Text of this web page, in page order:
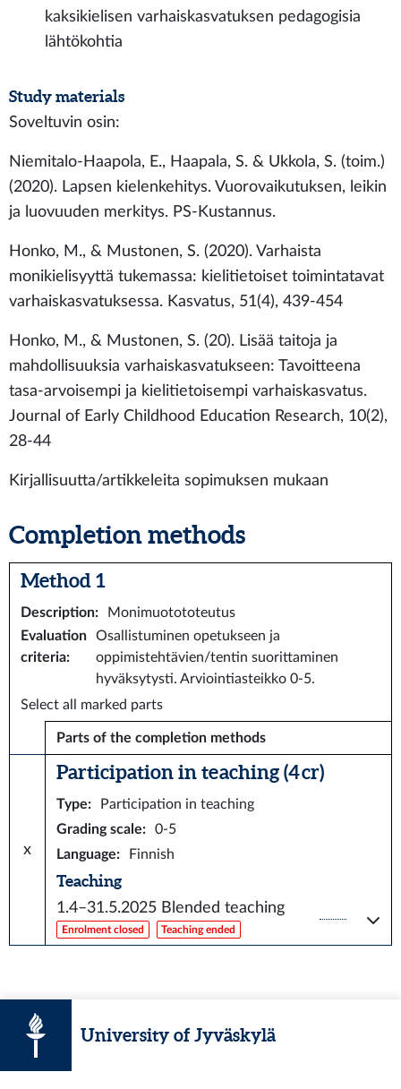
kaksikielisen varhaiskasvatuksen pedagogisia
lähtökohtia
Study materials
Soveltuvin osin:
Niemitalo-Haapola, E., Haapala, S. & Ukkola, S. (toim.)
(2020). Lapsen kielenkehitys. Vuorovaikutuksen, leikin
ja luovuuden merkitys. PS-Kustannus.
Honko, M., & Mustonen, S. (2020). Varhaista
monikielisyyttä tukemassa: kielitietoiset toimintatavat
varhaiskasvatuksessa. Kasvatus, 51(4), 439-454
Honko, M., & Mustonen, S. (20). Lisää taitoja ja
mahdollisuuksia varhaiskasvatukseen: Tavoitteena
tasa-arvoisempi ja kielitietoisempi varhaiskasvatus.
Journal of Early Childhood Education Research, 10(2),
28-44
Kirjallisuutta/artikkeleita sopimuksen mukaan
Completion methods
Method 1
Description:
Monimuotototeutus
Evaluation
criteria:
Osallistuminen opetukseen ja
oppimistehtävien/tentin suorittaminen
hyväksytysti. Arviointiasteikko 0-5.
Select all marked parts
Parts of the completion methods
x
Participation in teaching (4 cr)
Type:
Participation in teaching
Grading scale:
0-5
Language: Finnish
Teaching
1.4–31.5.2025 Blended teaching
Enrolment closed Teaching ended
University of Jyväskylä